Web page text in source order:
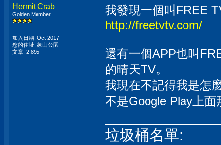
Hermit Crab
Golden Member
加入日期: Oct 2017
您的住址: 象山公園
文章: 2,895
我發現一個叫FREE
http://freetvtv.com/
還有一個APP也叫
的晴天TV。
我現在不記得我是怎
不是Google Play上
垃圾桶名單: